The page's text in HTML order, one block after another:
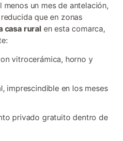
un mes de antelación,
que en zonas
casa ruralen esta comarca,
vitrocerámica, horno y
imprescindible en los meses
privado gratuito dentro de